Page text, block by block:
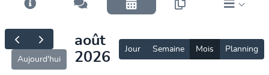
Aujourd'hui
août
2026
Jour Semaine Mois Planning